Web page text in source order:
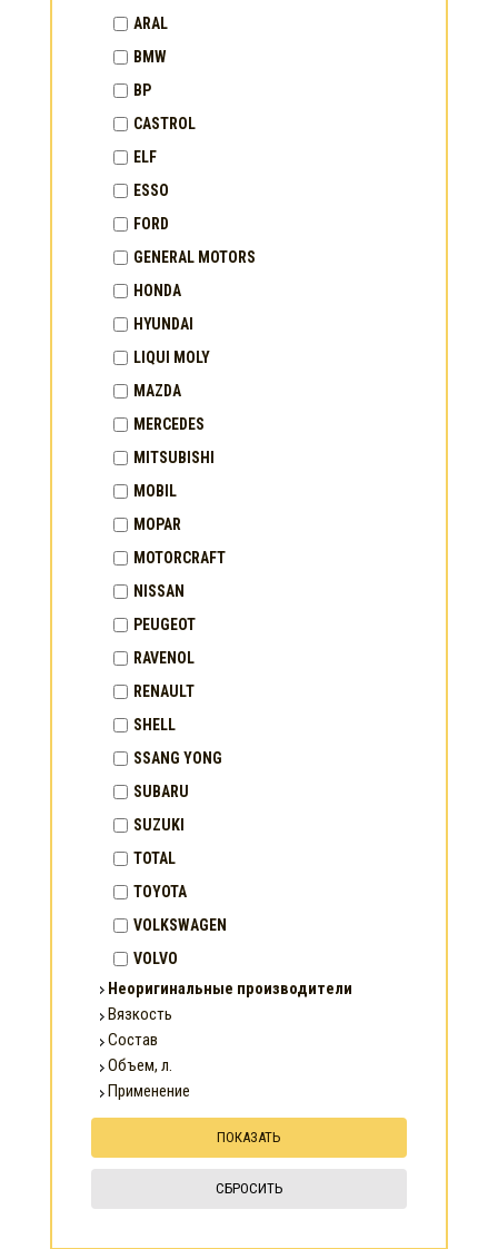
ARAL
BMW
BP
CASTROL
ELF
ESSO
FORD
GENERAL MOTORS
HONDA
HYUNDAI
LIQUI MOLY
MAZDA
MERCEDES
MITSUBISHI
MOBIL
MOPAR
MOTORCRAFT
NISSAN
PEUGEOT
RAVENOL
RENAULT
SHELL
SSANG YONG
SUBARU
SUZUKI
TOTAL
TOYOTA
VOLKSWAGEN
VOLVO
Неоригинальные производители
Вязкость
Состав
Объем, л.
Применение
СБРОСИТЬ